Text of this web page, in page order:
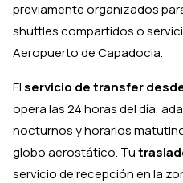
previamente organizados
shuttles compartidos o
Aeropuerto de Capadocia.
El servicio de transfer
opera las 24 horas del día,
nocturnos y horarios
globo aerostático. Tu
servicio de recepción en la